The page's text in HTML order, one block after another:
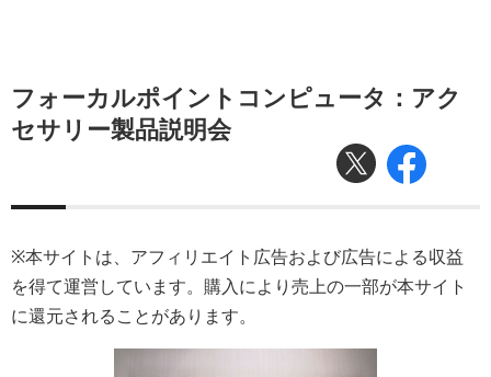
フォーカルポイントコンピュータ：アク
セサリー製品説明会
※本サイトは、アフィリエイト広告および広告による収益
を得て運営しています。購入により売上の一部が本サイト
に還元されることがあります。